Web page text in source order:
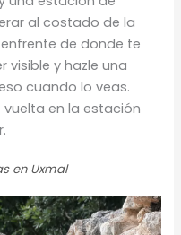
al costado de la
de donde te
visible y hazle una
cuando lo veas.
en la estación
en Uxmal